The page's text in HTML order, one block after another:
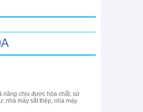
năng chịu được hóa chất, sử
nhà máy sắt thép, nhà máy